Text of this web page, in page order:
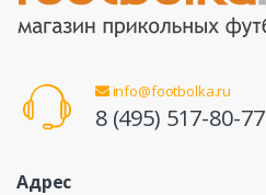
info@footbolka.ru
8 (495) 517-80-77
Адрес